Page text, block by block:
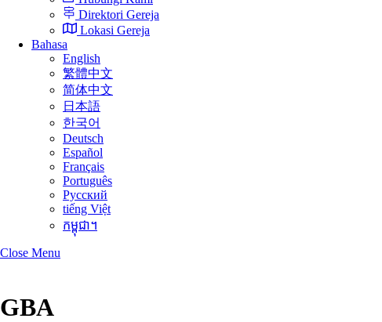
Direktori Gereja
Lokasi Gereja
Bahasa
English
繁體中文
简体中文
日本語
한국어
Deutsch
Español
Français
Português
Русский
tiếng Việt
កម្ពុជា។
Close Menu
GBA